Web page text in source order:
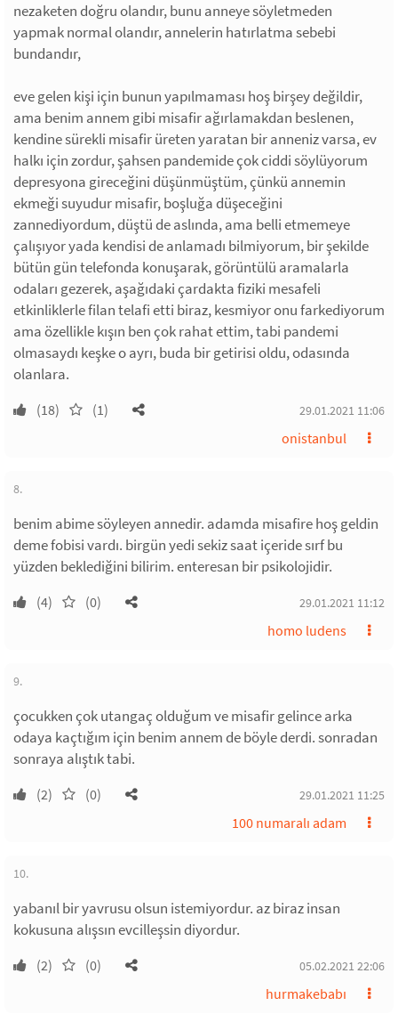
nezaketen doğru olandır, bunu anneye söyletmeden
yapmak normal olandır, annelerin hatırlatma sebebi
bundandır,
eve gelen kişi için bunun yapılmaması hoş birşey değildir,
ama benim annem gibi misafir ağırlamakdan beslenen,
kendine sürekli misafir üreten yaratan bir anneniz varsa, ev
halkı için zordur, şahsen pandemide çok ciddi söylüyorum
depresyona gireceğini düşünmüştüm, çünkü annemin
ekmeği suyudur misafir, boşluğa düşeceğini
zannediyordum, düştü de aslında, ama belli etmemeye
çalışıyor yada kendisi de anlamadı bilmiyorum, bir şekilde
bütün gün telefonda konuşarak, görüntülü aramalarla
odaları gezerek, aşağıdaki çardakta fiziki mesafeli
etkinliklerle filan telafi etti biraz, kesmiyor onu farkediyorum
ama özellikle kışın ben çok rahat ettim, tabi pandemi
olmasaydı keşke o ayrı, buda bir getirisi oldu, odasında
olanlara.
(18) (1) 29.01.2021 11:06
onistanbul
8.
benim abime söyleyen annedir. adamda misafire hoş geldin
deme fobisi vardı. birgün yedi sekiz saat içeride sırf bu
yüzden beklediğini bilirim. enteresan bir psikolojidir.
(4) (0) 29.01.2021 11:12
homo ludens
9.
çocukken çok utangaç olduğum ve misafir gelince arka
odaya kaçtığım için benim annem de böyle derdi. sonradan
sonraya alıştık tabi.
(2) (0) 29.01.2021 11:25
100 numaralı adam
10.
yabanıl bir yavrusu olsun istemiyordur. az biraz insan
kokusuna alışsın evcilleşsin diyordur.
(2) (0) 05.02.2021 22:06
hurmakebabı